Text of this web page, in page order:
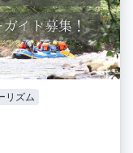
リズム